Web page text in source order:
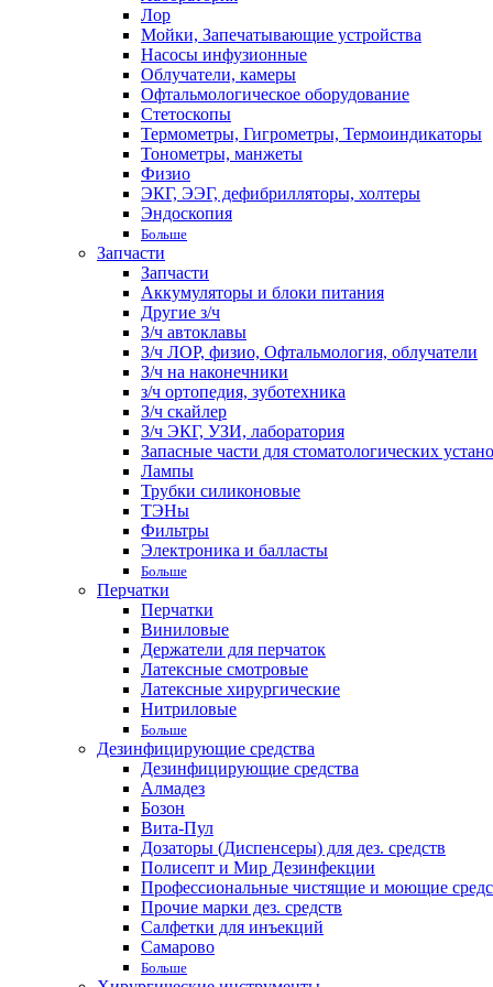
Лор
Мойки, Запечатывающие устройства
Насосы инфузионные
Облучатели, камеры
Офтальмологическое оборудование
Стетоскопы
Термометры, Гигрометры, Термоиндикаторы
Тонометры, манжеты
Физио
ЭКГ, ЭЭГ, дефибрилляторы, холтеры
Эндоскопия
Больше
Запчасти
Запчасти
Аккумуляторы и блоки питания
Другие з/ч
З/ч автоклавы
З/ч ЛОР, физио, Офтальмология, облучатели
З/ч на наконечники
з/ч ортопедия, зуботехника
З/ч скайлер
З/ч ЭКГ, УЗИ, лаборатория
Запасные части для стоматологических
Лампы
Трубки силиконовые
ТЭНы
Фильтры
Электроника и балласты
Больше
Перчатки
Перчатки
Виниловые
Держатели для перчаток
Латексные смотровые
Латексные хирургические
Нитриловые
Больше
Дезинфицирующие средства
Дезинфицирующие средства
Алмадез
Бозон
Вита-Пул
Дозаторы (Диспенсеры) для дез. средств
Полисепт и Мир Дезинфекции
Профессиональные чистящие и моющие
Прочие марки дез. средств
Салфетки для инъекций
Самарово
Больше